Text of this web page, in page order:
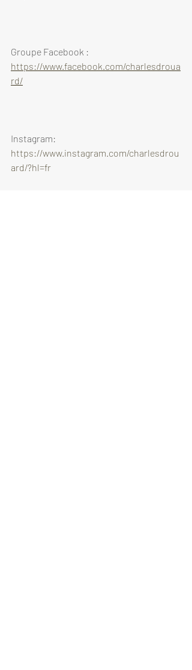
Groupe Facebook :
https://www.facebook.com/charlesdroua
rd/
Instagram:
https://www.instagram.com/charlesdrou
ard/?hl=fr